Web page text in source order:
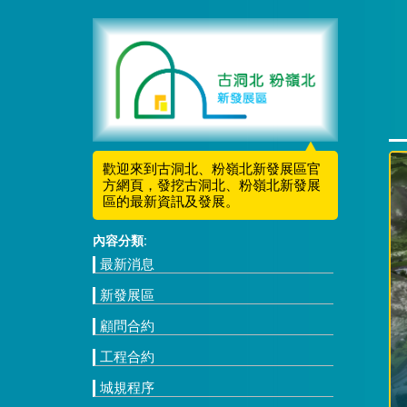
歡迎來到古洞北、粉嶺北新發展區官
方網頁，發挖古洞北、粉嶺北新發展
區的最新資訊及發展。
內容分類:
最新消息
新發展區
顧問合約
工程合約
城規程序